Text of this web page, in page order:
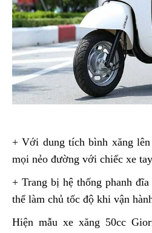
+ Với dung tích bình xăng
mọi nẻo đường với chiếc xe
+ Trang bị hệ thống phanh
thể làm chủ tốc độ khi vận
Hiện mẫu xe xăng 50cc